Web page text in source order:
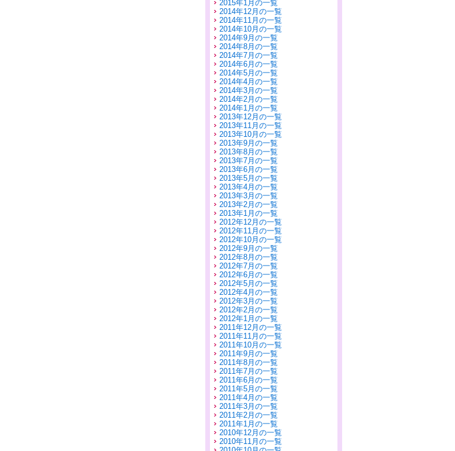
2015年1月の一覧
2014年12月の一覧
2014年11月の一覧
2014年10月の一覧
2014年9月の一覧
2014年8月の一覧
2014年7月の一覧
2014年6月の一覧
2014年5月の一覧
2014年4月の一覧
2014年3月の一覧
2014年2月の一覧
2014年1月の一覧
2013年12月の一覧
2013年11月の一覧
2013年10月の一覧
2013年9月の一覧
2013年8月の一覧
2013年7月の一覧
2013年6月の一覧
2013年5月の一覧
2013年4月の一覧
2013年3月の一覧
2013年2月の一覧
2013年1月の一覧
2012年12月の一覧
2012年11月の一覧
2012年10月の一覧
2012年9月の一覧
2012年8月の一覧
2012年7月の一覧
2012年6月の一覧
2012年5月の一覧
2012年4月の一覧
2012年3月の一覧
2012年2月の一覧
2012年1月の一覧
2011年12月の一覧
2011年11月の一覧
2011年10月の一覧
2011年9月の一覧
2011年8月の一覧
2011年7月の一覧
2011年6月の一覧
2011年5月の一覧
2011年4月の一覧
2011年3月の一覧
2011年2月の一覧
2011年1月の一覧
2010年12月の一覧
2010年11月の一覧